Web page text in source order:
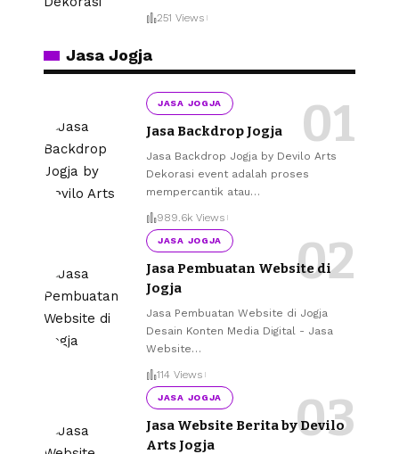
251 Views
Jasa Jogja
JASA JOGJA
Jasa Backdrop Jogja
Jasa Backdrop Jogja by Devilo Arts
Dekorasi event adalah proses
mempercantik atau…
989.6k Views
JASA JOGJA
Jasa Pembuatan Website di
Jogja
Jasa Pembuatan Website di Jogja
Desain Konten Media Digital - Jasa
Website…
114 Views
JASA JOGJA
Jasa Website Berita by Devilo
Arts Jogja